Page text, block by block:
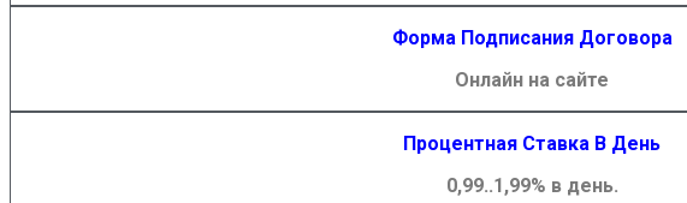
Форма Подписания Договора
Онлайн на сайте
Процентная Ставка В День
0,99..1,99% в день.